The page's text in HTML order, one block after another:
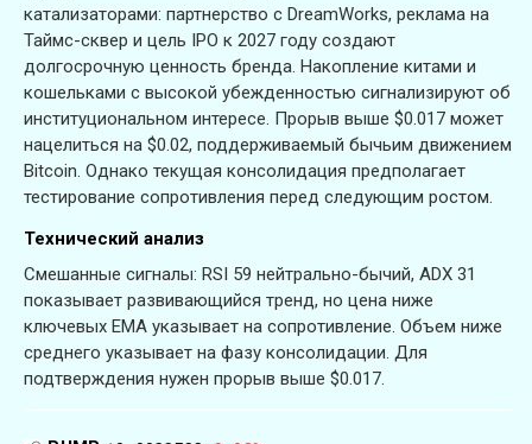
катализаторами: партнерство с DreamWorks, реклама на
Таймс-сквер и цель IPO к 2027 году создают
долгосрочную ценность бренда. Накопление китами и
кошельками с высокой убежденностью сигнализируют об
институциональном интересе. Прорыв выше $0.017 может
нацелиться на $0.02, поддерживаемый бычьим движением
Bitcoin. Однако текущая консолидация предполагает
тестирование сопротивления перед следующим ростом.
Технический анализ
Смешанные сигналы: RSI 59 нейтрально-бычий, ADX 31
показывает развивающийся тренд, но цена ниже
ключевых EMA указывает на сопротивление. Объем ниже
среднего указывает на фазу консолидации. Для
подтверждения нужен прорыв выше $0.017.